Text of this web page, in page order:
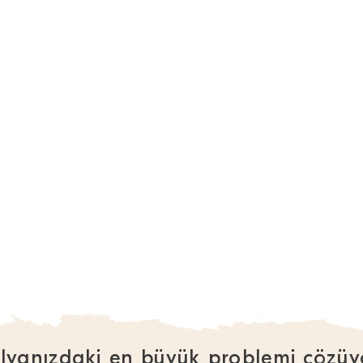
en büyük problemi